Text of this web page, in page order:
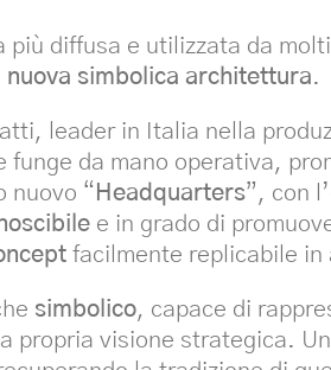
più diffusa e utilizzata da
nuova simbolica architettura.
leader in Italia nella
funge da mano operativa,
nuovo “ Headquarters”, con
e in grado di
facilmente replicabile in
simbolico, capace di
propria visione strategica.